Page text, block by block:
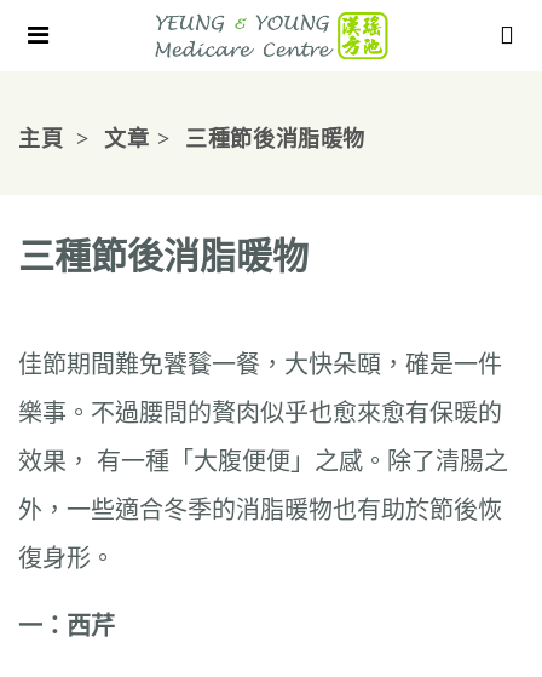
主頁 文章 三種節後消脂暖物
三種節後消脂暖物
佳節期間難免饕餮一餐，大快朵頤，確是一件
樂事。不過腰間的贅肉似乎也愈來愈有保暖的
效果， 有一種「大腹便便」之感。除了清腸之
外，一些適合冬季的消脂暖物也有助於節後恢
復身形。
一：西芹